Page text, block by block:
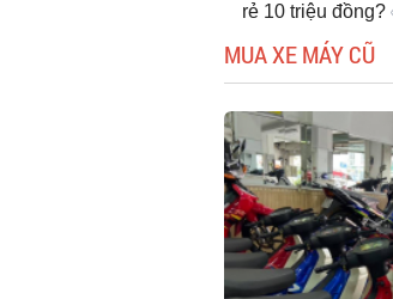
rẻ 10 triệu đồng?
MUA XE MÁY CŨ